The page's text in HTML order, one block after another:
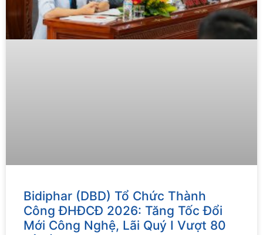
Bidiphar (DBD) Tổ Chức Thành
Công ĐHĐCĐ 2026: Tăng Tốc Đổi
Mới Công Nghệ, Lãi Quý I Vượt 80